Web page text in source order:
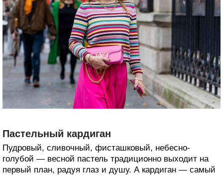
Пастельный кардиган
Пудровый, сливочный, фисташковый, небесно-
голубой — весной пастель традиционно выходит на
первый план, радуя глаз и душу. А кардиган — самый